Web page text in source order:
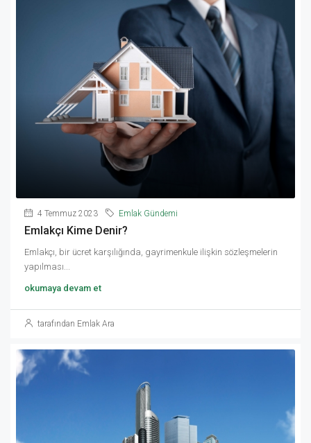
4 Temmuz 2023 Emlak Gündemi
Emlakçı Kime Denir?
Emlakçı, bir ücret karşılığında, gayrimenkule ilişkin sözleşmelerin
yapılması...
okumaya devam et
tarafından Emlak Ara